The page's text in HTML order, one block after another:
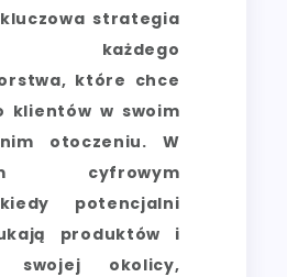
strategia
które chce
klientów w swoim
otoczeniu. W
cyfrowym
potencjalni
produktów i
swojej okolicy,